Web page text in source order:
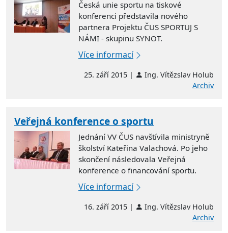
Česká unie sportu na tiskové
konferenci představila nového
partnera Projektu ČUS SPORTUJ S
NÁMI - skupinu SYNOT.
Více informací
25. září 2015 |
Ing. Vítězslav Holub
Archiv
Veřejná konference o sportu
Jednání VV ČUS navštívila ministryně
školství Kateřina Valachová. Po jeho
skončení následovala Veřejná
konference o financování sportu.
Více informací
16. září 2015 |
Ing. Vítězslav Holub
Archiv